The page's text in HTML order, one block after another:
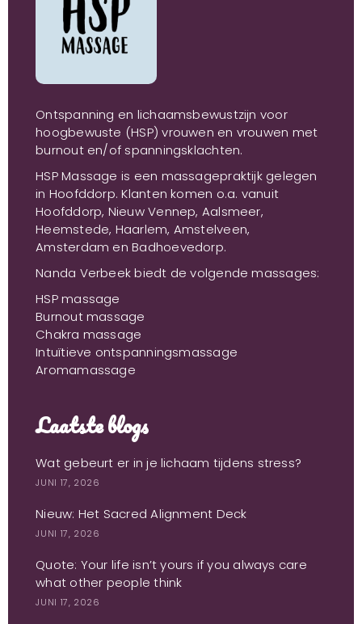
Ontspanning en lichaamsbewustzijn voor
hoogbewuste (HSP) vrouwen en vrouwen met
burnout en/of spanningsklachten.
HSP Massage is een massagepraktijk gelegen
in Hoofddorp. Klanten komen o.a. vanuit
Hoofddorp, Nieuw Vennep, Aalsmeer,
Heemstede, Haarlem, Amstelveen,
Amsterdam en Badhoevedorp.
Nanda Verbeek biedt de volgende massages:
HSP massage
Burnout massage
Chakra massage
Intuïtieve ontspanningsmassage
Aromamassage
Laatste blogs
Wat gebeurt er in je lichaam tijdens stress?
JUNI 17, 2026
Nieuw: Het Sacred Alignment Deck
JUNI 17, 2026
Quote: Your life isn’t yours if you always care
what other people think
JUNI 17, 2026